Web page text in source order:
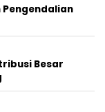
Pengendalian
Besar